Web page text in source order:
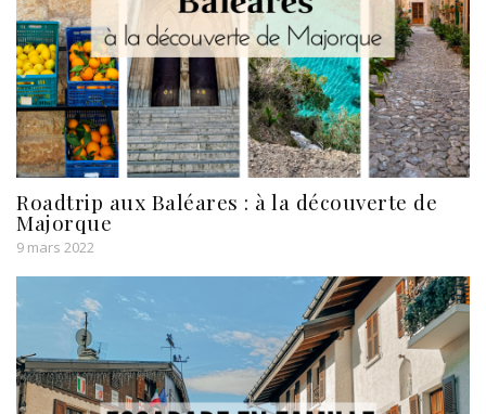
Roadtrip aux Baléares : à la découverte de
Majorque
9 mars 2022